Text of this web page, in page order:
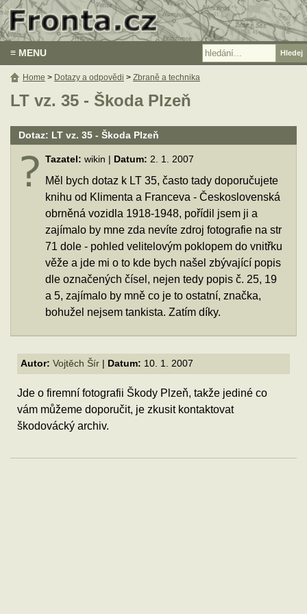
≡ MENU
LT vz. 35 - Škoda Plzeň
Dotaz: LT vz. 35 - Škoda Plzeň
Tazatel: wikin | Datum: 2. 1. 2007
Měl bych dotaz k LT 35, často tady doporučujete
knihu od Klimenta a Franceva - Československá
obrněná vozidla 1918-1948, pořídil jsem ji a
zajímalo by mne zda nevíte zdroj fotografie na str
71 dole - pohled velitelovým poklopem do vnitřku
věže a jde mi o to kde bych našel zbývající popis
dle označených čísel, nejen tedy popis č. 25, 19
a 5, zajímalo by mně co je to ostatní, značka,
bohužel nejsem tankista. Zatím díky.
Autor: Vojtěch Šír Datum: 10. 1. 2007
Jde o firemní fotografii Škody Plzeň, takže jediné co
vám můžeme doporučit, je zkusit kontaktovat
škodovácký archiv.
Home > Dotazy a odpovědi > Zbraně a technika